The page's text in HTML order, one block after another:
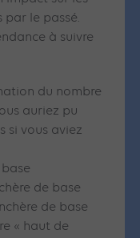
par le passé.
à suivre
du nombre
auriez pu
si vous aviez
de base
de base
« haut de